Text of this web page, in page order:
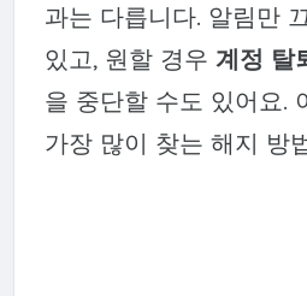
과는 다릅니다. 알림만
있고, 원할 경우 계정 탈
을 중단할 수도 있어요.
가장 많이 찾는 해지 방